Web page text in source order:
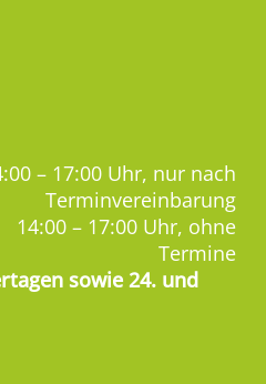
– 17:00 Uhr, nur nach
Terminvereinbarung
14:00 – 17:00 Uhr, ohne
Termine
sowie 24. und